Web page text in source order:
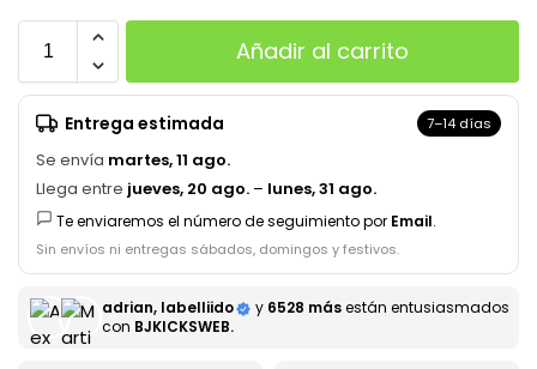
Añadir al carrito
Entrega estimada 7–14 días
Se envía martes, 11 ago.
Llega entre jueves, 20 ago. – lunes, 31 ago.
Te enviaremos el número de seguimiento por Email.
Sin envíos ni entregas sábados, domingos y festivos.
adrian, labelliido y 6528 másestán entusiasmados
con BJKICKSWEB.